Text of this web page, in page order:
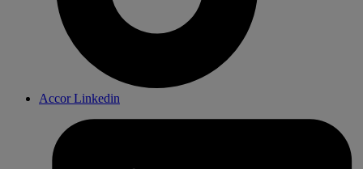
Accor Linkedin